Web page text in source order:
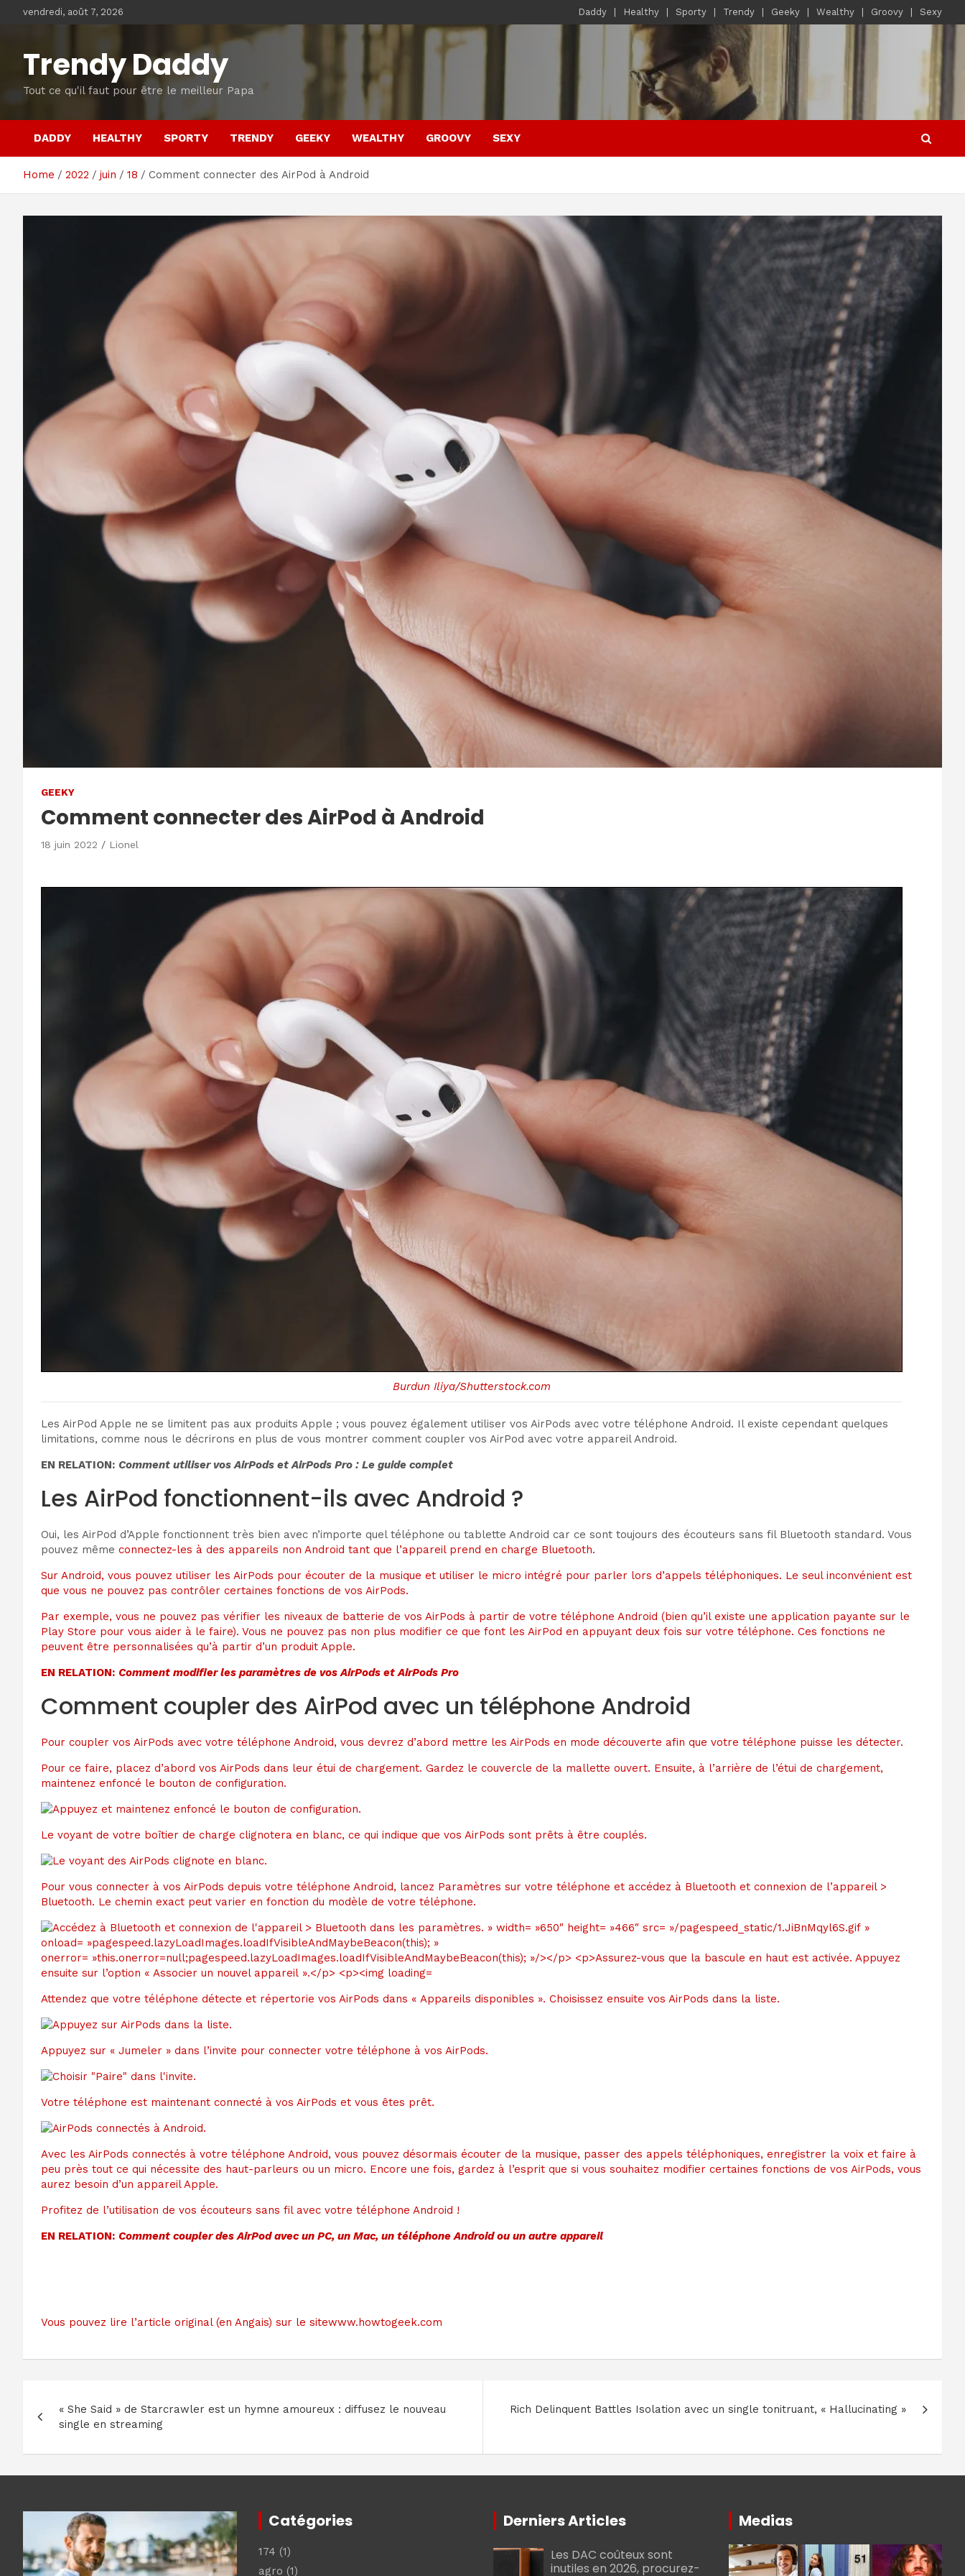
vendredi, août 7, 2026 Daddy Healthy Sporty Trendy Geeky Wealthy Groovy Sexy
Trendy Daddy
Tout ce qu'il faut pour être le meilleur Papa
DADDY HEALTHY SPORTY TRENDY GEEKY WEALTHY GROOVY SEXY
Home 2022 juin 18 Comment connecter des AirPod à Android
GEEKY
Comment connecter des AirPod à Android
18 juin 2022 Lionel
Burdun Iliya/Shutterstock.com
Les AirPod Apple ne se limitent pas aux produits Apple ; vous pouvez également utiliser vos AirPods avec votre téléphone Android. Il existe cependant quelques
limitations, comme nous le décrirons en plus de vous montrer comment coupler vos AirPod avec votre appareil Android.
EN RELATION: Comment utiliser vos AirPods et AirPods Pro : Le guide complet
Les AirPod fonctionnent-ils avec Android ?
Oui, les AirPod d’Apple fonctionnent très bien avec n’importe quel téléphone ou tablette Android car ce sont toujours des écouteurs sans fil Bluetooth standard. Vous
pouvez même connectez-les à des appareils non Android tant que l’appareil prend en charge Bluetooth.
Sur Android, vous pouvez utiliser les AirPods pour écouter de la musique et utiliser le micro intégré pour parler lors d’appels téléphoniques. Le seul inconvénient est
que vous ne pouvez pas contrôler certaines fonctions de vos AirPods.
Par exemple, vous ne pouvez pas vérifier les niveaux de batterie de vos AirPods à partir de votre téléphone Android (bien qu’il existe une application payante sur le
Play Store pour vous aider à le faire). Vous ne pouvez pas non plus modifier ce que font les AirPod en appuyant deux fois sur votre téléphone. Ces fonctions ne
peuvent être personnalisées qu’à partir d’un produit Apple.
EN RELATION: Comment modifier les paramètres de vos AirPods et AirPods Pro
Comment coupler des AirPod avec un téléphone Android
Pour coupler vos AirPods avec votre téléphone Android, vous devrez d’abord mettre les AirPods en mode découverte afin que votre téléphone puisse les détecter.
Pour ce faire, placez d’abord vos AirPods dans leur étui de chargement. Gardez le couvercle de la mallette ouvert. Ensuite, à l’arrière de l’étui de chargement,
maintenez enfoncé le bouton de configuration.
Le voyant de votre boîtier de charge clignotera en blanc, ce qui indique que vos AirPods sont prêts à être couplés.
Pour vous connecter à vos AirPods depuis votre téléphone Android, lancez Paramètres sur votre téléphone et accédez à Bluetooth et connexion de l’appareil >
Bluetooth. Le chemin exact peut varier en fonction du modèle de votre téléphone.
Attendez que votre téléphone détecte et répertorie vos AirPods dans « Appareils disponibles ». Choisissez ensuite vos AirPods dans la liste.
Appuyez sur « Jumeler » dans l’invite pour connecter votre téléphone à vos AirPods.
Votre téléphone est maintenant connecté à vos AirPods et vous êtes prêt.
Avec les AirPods connectés à votre téléphone Android, vous pouvez désormais écouter de la musique, passer des appels téléphoniques, enregistrer la voix et faire à
peu près tout ce qui nécessite des haut-parleurs ou un micro. Encore une fois, gardez à l’esprit que si vous souhaitez modifier certaines fonctions de vos AirPods, vous
aurez besoin d’un appareil Apple.
Profitez de l’utilisation de vos écouteurs sans fil avec votre téléphone Android !
EN RELATION: Comment coupler des AirPod avec un PC, un Mac, un téléphone Android ou un autre appareil
Vous pouvez lire l’article original (en Angais) sur le sitewww.howtogeek.com
de
l’article
« She Said » de Starcrawler est un hymne amoureux : diffusez le nouveau
single en streaming
Rich Delinquent Battles Isolation avec un single tonitruant, « Hallucinating »
Catégories
174 (1)
agro (1)
Derniers Articles
Les DAC coûteux sont
inutiles en 2026, procurez-
Medias